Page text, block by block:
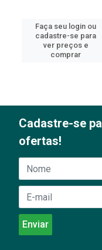
Faça seu login ou
cadastre-se para
ver preços e
comprar
Cadastre-se
ofertas!